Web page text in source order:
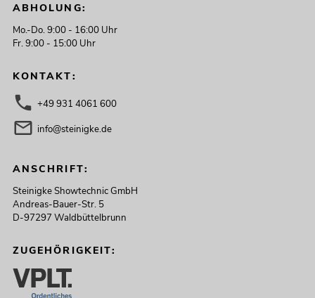
ABHOLUNG:
Mo.-Do. 9:00 - 16:00 Uhr
Fr. 9:00 - 15:00 Uhr
KONTAKT:
+49 931 4061 600
info@steinigke.de
ANSCHRIFT:
Steinigke Showtechnic GmbH
Andreas-Bauer-Str. 5
D-97297 Waldbüttelbrunn
ZUGEHÖRIGKEIT: